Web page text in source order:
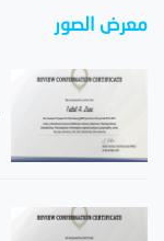
معرض الصور